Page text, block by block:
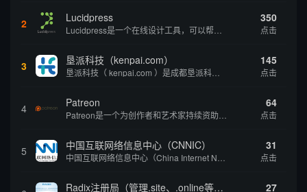
2 Lucidpress 350
点击
3 垦派科技（kenpai.com） 145
点击
4 Patreon 64
点击
5 中国互联网络信息中心（CNNIC） 31
点击
Radix注册局（管理.site、.online等顶级域名） 27